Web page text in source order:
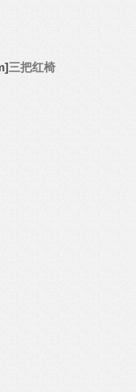
三把红椅